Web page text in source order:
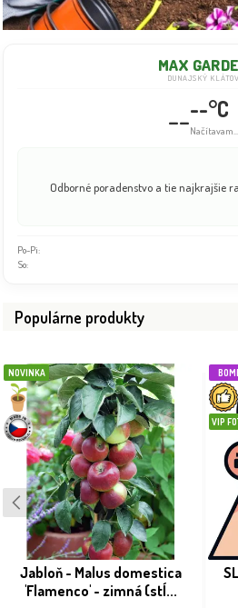
MAX
DUNAJSKÝ KLÁTOV
----°C
Načítavam...
Odborné poradenstvo a tie najkrajšie
Po-Pi:
So:
Populárne produkty
NOVINKA
Jabloň - Malus domestica
'Flamenco' - zimná (stĺ...
VIP